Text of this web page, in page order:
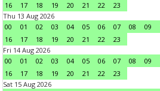
16
17 18 19 20 21 22
23
Thu 13 Aug 2026
00
01 02 03 04 05 06 07 08 09
16
17 18 19 20 21 22
23
Fri 14 Aug 2026
00
01 02 03 04 05 06 07 08 09
16
17 18 19 20 21 22
23
Sat 15 Aug 2026